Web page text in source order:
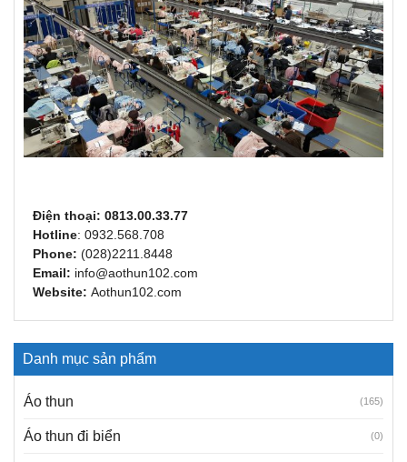
Điện thoại: 0813.00.33.77
Hotline: 0932.568.708
Phone: (028)2211.8448
Email: info@aothun102.com
Website: Aothun102.com
Danh mục sản phẩm
Áo thun (165)
Áo thun đi biển (0)